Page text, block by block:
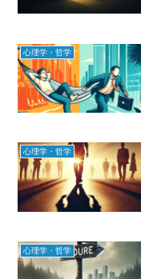
心理学・哲学
心理学・哲学
心理学・哲学